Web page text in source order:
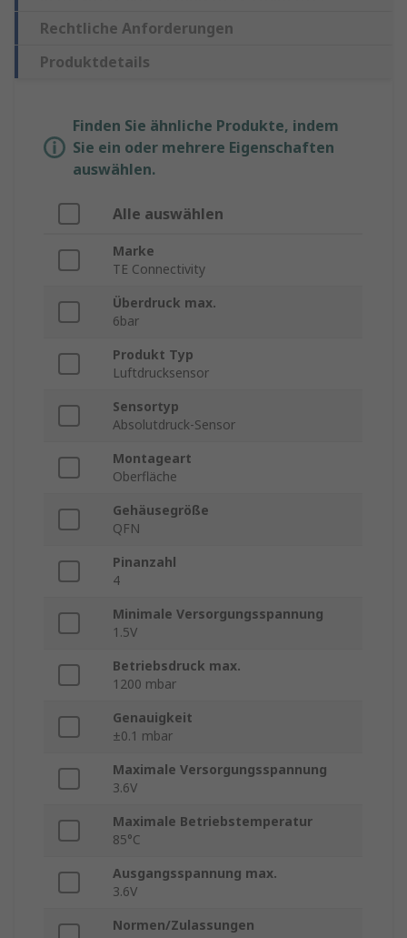
Rechtliche Anforderungen
Produktdetails
Finden Sie ähnliche Produkte, indem
Sie ein oder mehrere Eigenschaften
auswählen.
Alle auswählen
Marke
TE Connectivity
Überdruck max.
6bar
Produkt Typ
Luftdrucksensor
Sensortyp
Absolutdruck-Sensor
Montageart
Oberfläche
Gehäusegröße
QFN
Pinanzahl
4
Minimale Versorgungsspannung
1.5V
Betriebsdruck max.
1200 mbar
Genauigkeit
±0.1 mbar
Maximale Versorgungsspannung
3.6V
Maximale Betriebstemperatur
85°C
Ausgangsspannung max.
3.6V
Normen/Zulassungen